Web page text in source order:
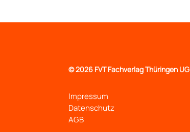
©2026 FVT Fachverlag Thüringen UG
Impressum
Datenschutz
AGB